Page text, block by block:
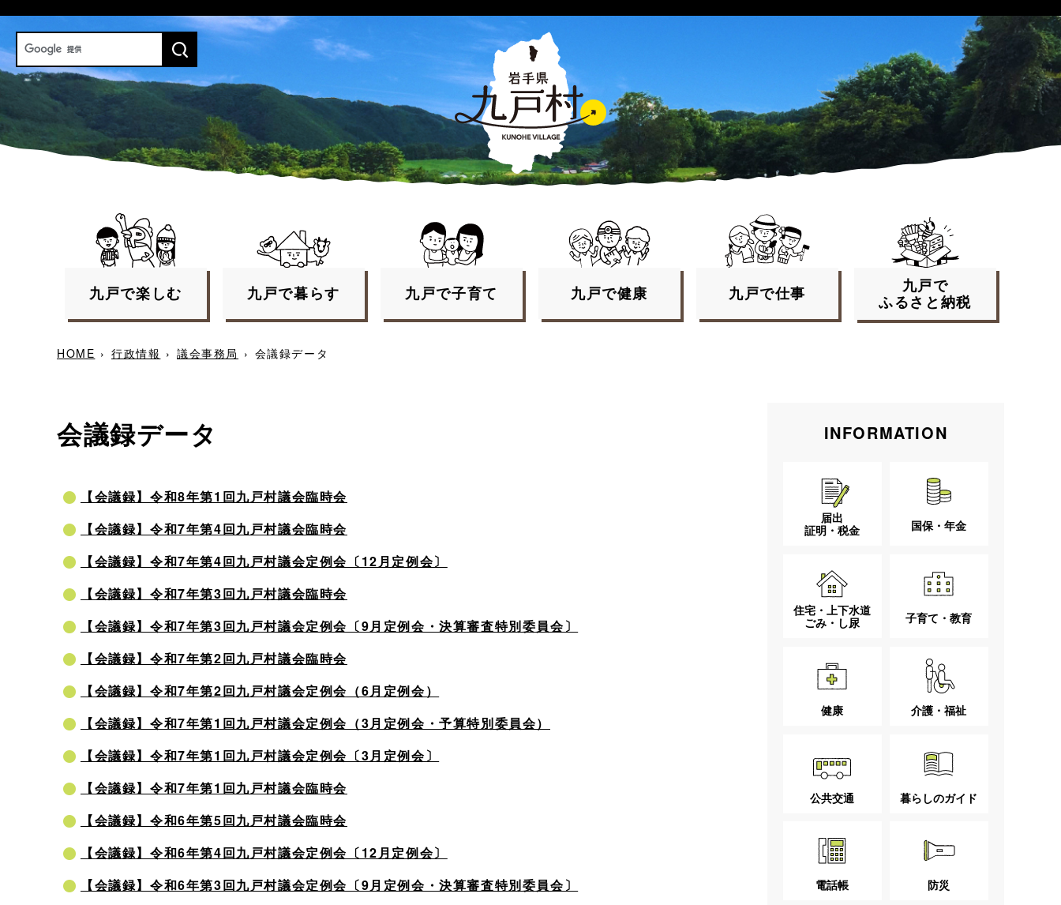
九戸で楽しむ 九戸で暮らす 九戸で子育て 九戸で健康 九戸で仕事
九戸で
ふるさと納税
HOME › 行政情報 › 議会事務局 › 会議録データ
会議録データ
【会議録】令和8年第1回九戸村議会臨時会
【会議録】令和7年第4回九戸村議会臨時会
【会議録】令和7年第4回九戸村議会定例会〔12月定例会〕
【会議録】令和7年第3回九戸村議会臨時会
【会議録】令和7年第3回九戸村議会定例会〔9月定例会・決算審査特別委員会〕
【会議録】令和7年第2回九戸村議会臨時会
【会議録】令和7年第2回九戸村議会定例会（6月定例会）
【会議録】令和7年第1回九戸村議会定例会（3月定例会・予算特別委員会）
【会議録】令和7年第1回九戸村議会定例会〔3月定例会〕
【会議録】令和7年第1回九戸村議会臨時会
【会議録】令和6年第5回九戸村議会臨時会
【会議録】令和6年第4回九戸村議会定例会〔12月定例会〕
【会議録】令和6年第3回九戸村議会定例会〔9月定例会・決算審査特別委員会〕
INFORMATION
届出
証明・税金
国保・年金
住宅・上下水道
ごみ・し尿
子育て・教育
健康 介護・福祉
公共交通 暮らしのガイド
電話帳 防災